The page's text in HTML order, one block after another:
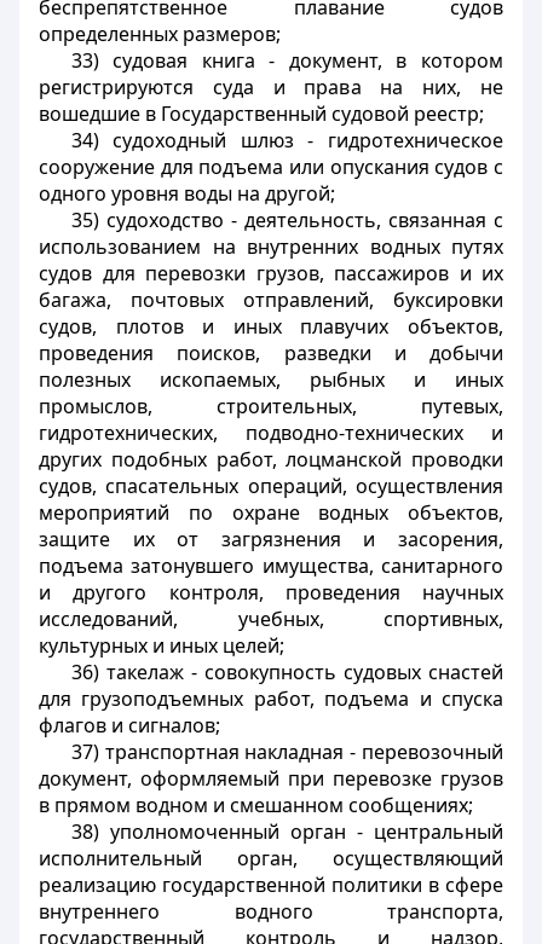
беспрепятственное плавание судов
определенных размеров;
33)судовая книга - документ, в котором
регистрируются суда и права на них, не
вошедшие в Государственный судовой реестр;
34)судоходный шлюз - гидротехническое
сооружение для подъема или опускания судов с
одного уровня воды на другой;
35) судоходство - деятельность, связанная с
использованием на внутренних водных путях
судов для перевозки грузов, пассажиров и их
багажа, почтовых отправлений, буксировки
судов, плотов и иных плавучих объектов,
проведения поисков, разведки и добычи
полезных ископаемых, рыбных и иных
промыслов, строительных, путевых,
гидротехнических, подводно-технических и
других подобных работ, лоцманской проводки
судов, спасательных операций, осуществления
мероприятий по охране водных объектов,
защите их от загрязнения и засорения,
подъема затонувшего имущества, санитарного
и другого контроля, проведения научных
исследований, учебных, спортивных,
культурных и иных целей;
36) такелаж- совокупность судовых снастей
для грузоподъемных работ, подъема и спуска
флагов и сигналов;
37) транспортная накладная - перевозочный
документ, оформляемый при перевозке грузов
в прямом водном и смешанном сообщениях;
38) уполномоченный орган - центральный
исполнительный орган, осуществляющий
реализацию государственной политики в сфере
внутреннего водного транспорта,
государственный контроль и надзор,